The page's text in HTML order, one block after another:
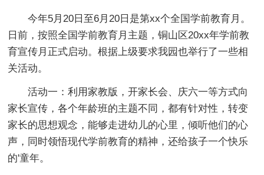
今年5月20日至6月20日是第xx个全国学前教育月。
日前，按照全国学前教育月主题，铜山区20xx年学前教
育宣传月正式启动。根据上级要求我园也举行了一些相
关活动。
活动一：利用家教版，开家长会、庆六一等方式向
家长宣传，各个年龄班的主题不同，都有针对性，转变
家长的思想观念，能够走进幼儿的心里，倾听他们的心
声，同时领悟现代学前教育的精神，还给孩子一个快乐
的'童年。